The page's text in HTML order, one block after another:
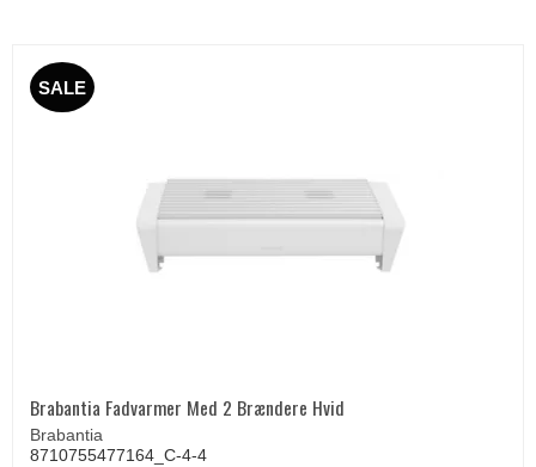
SALE
Brabantia Fadvarmer Med 2 Brændere Hvid
Brabantia
8710755477164_C-4-4